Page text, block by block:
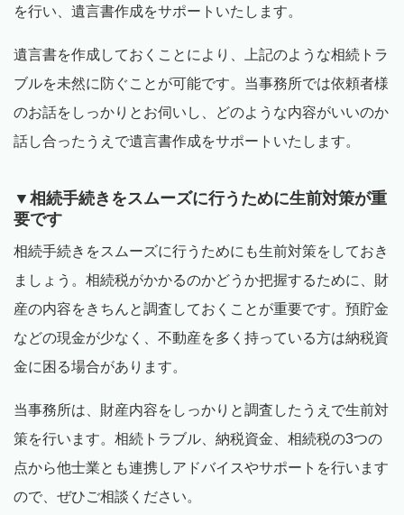
を行い、遺言書作成をサポートいたします。
遺言書を作成しておくことにより、上記のような相続トラ
ブルを未然に防ぐことが可能です。当事務所では依頼者様
のお話をしっかりとお伺いし、どのような内容がいいのか
話し合ったうえで遺言書作成をサポートいたします。
▼相続手続きをスムーズに行うために生前対策が重
要です
相続手続きをスムーズに行うためにも生前対策をしておき
ましょう。相続税がかかるのかどうか把握するために、財
産の内容をきちんと調査しておくことが重要です。預貯金
などの現金が少なく、不動産を多く持っている方は納税資
金に困る場合があります。
当事務所は、財産内容をしっかりと調査したうえで生前対
策を行います。相続トラブル、納税資金、相続税の3つの
点から他士業とも連携しアドバイスやサポートを行います
ので、ぜひご相談ください。